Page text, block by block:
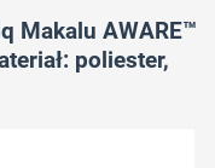
Makalu AWARE™
poliester,